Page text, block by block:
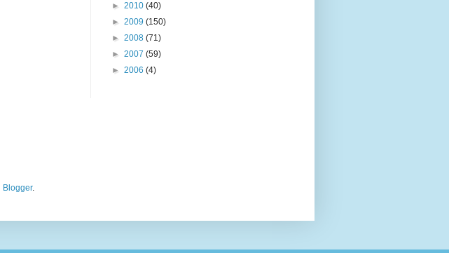
► 2010 (40)
► 2009 (150)
► 2008 (71)
► 2007 (59)
► 2006 (4)
Blogger.